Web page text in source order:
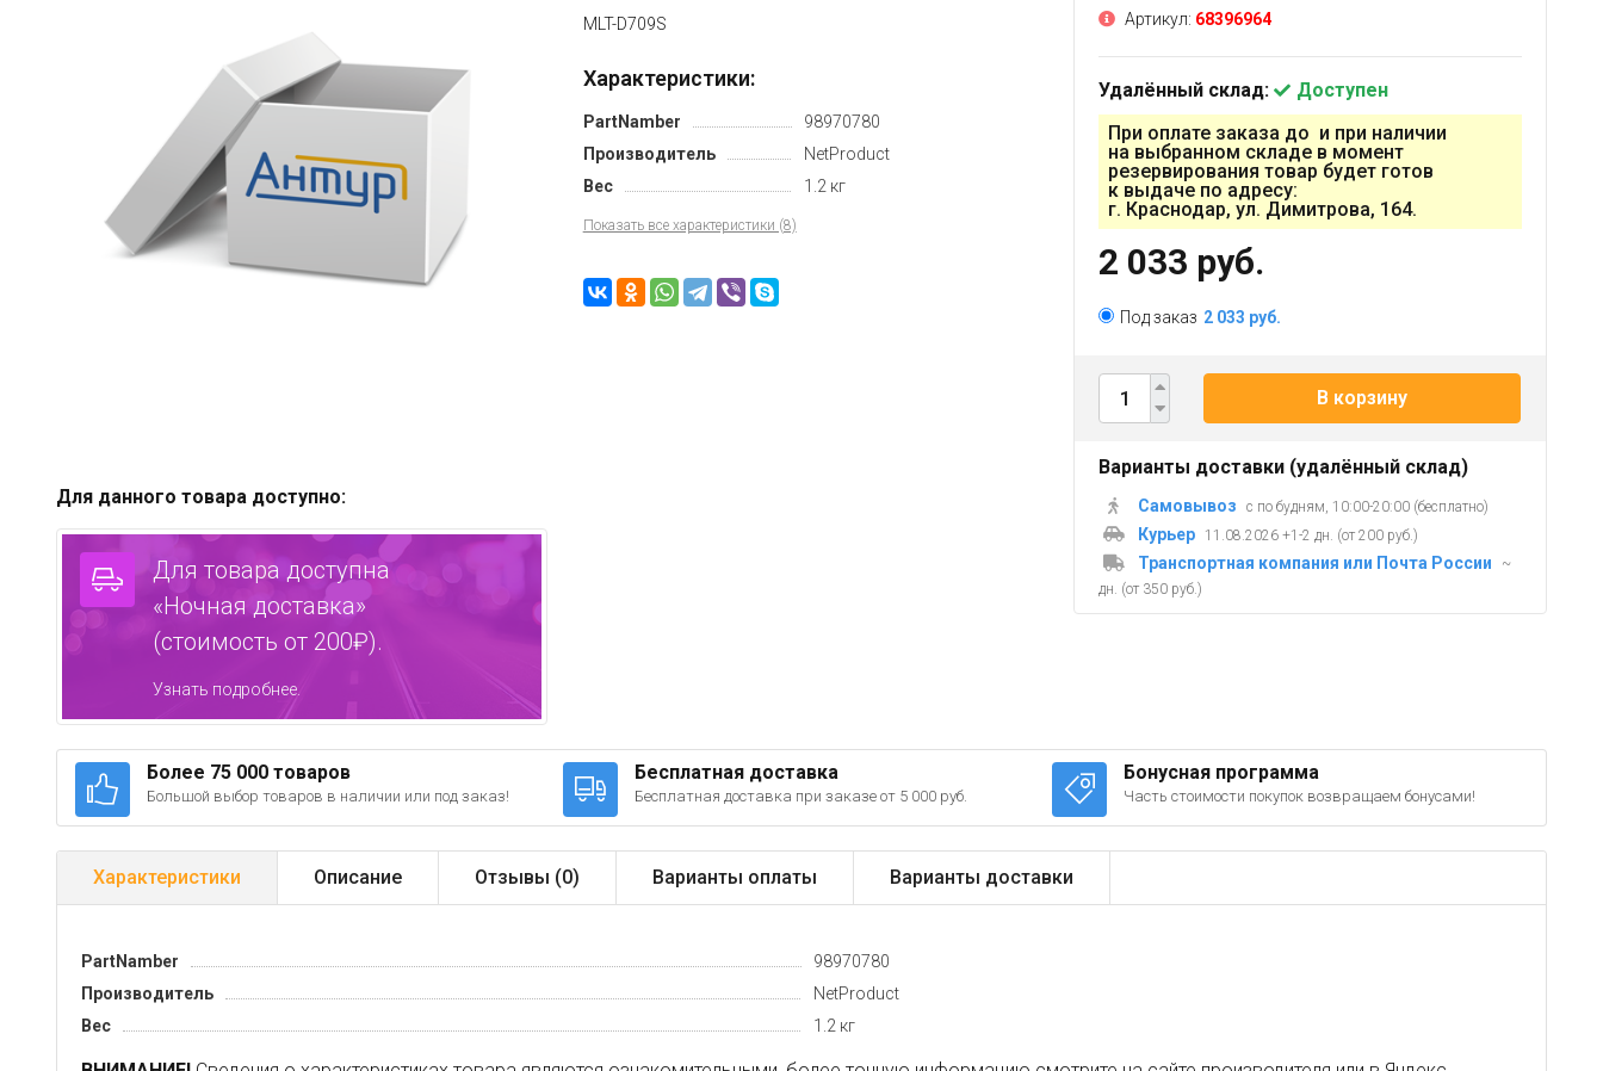
MLT-D709S
Характеристики:
PartNamber
98970780
Производитель
NetProduct
Вес
1.2 кг
Показать все характеристики (8)
Для данного товара доступно:
Для товара доступна
«Ночная доставка»
(стоимость от 200₽).
Узнать подробнее.
Артикул: 68396964
Удалённый склад:
Доступен
При оплате заказа до и при наличии
на выбранном складе в момент
резервирования товар будет готов
к выдаче по адресу:
г. Краснодар, ул. Димитрова, 164.
2 033 руб.
Под заказ 2 033 руб.
В корзину
Варианты доставки (удалённый склад)
Самовывоз с по будням, 10:00-20:00 (бесплатно)
Курьер 11.08.2026 +1-2 дн. (от 200 руб.)
Транспортная компания или Почта России
~
дн. (от 350 руб.)
Более 75 000 товаров
Большой выбор товаров в наличии или под заказ!
Бесплатная доставка
Бесплатная доставка при заказе от 5 000 руб.
Бонусная программа
Часть стоимости покупок возвращаем бонусами!
Характеристики Описание Отзывы (0) Варианты оплаты Варианты доставки
PartNamber
98970780
Производитель
NetProduct
Вес
1.2 кг